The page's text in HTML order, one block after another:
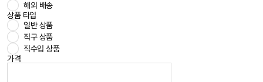
해외 배송
상품 타입
일반 상품
직구 상품
직수입 상품
가격